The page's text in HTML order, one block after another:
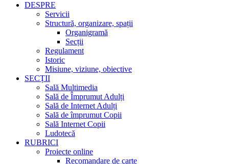
DESPRE
Servicii
Structură, organizare, spații
Organigramă
Secții
Regulament
Istoric
Misiune, viziune, obiective
SECȚII
Sală Multimedia
Sală de Împrumut Adulți
Sală de Internet Adulți
Sală de împrumut Copii
Sală Internet Copii
Ludotecă
RUBRICI
Proiecte online
Recomandare de carte